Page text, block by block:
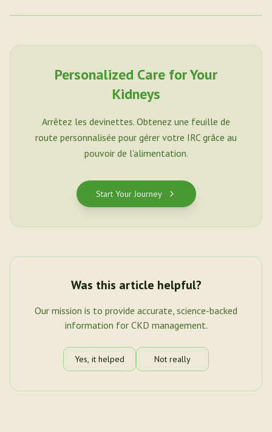
Personalized Care for Your
Kidneys
Arrêtez les devinettes. Obtenez une feuille de
route personnalisée pour gérer votre IRC grâce au
pouvoir de l'alimentation.
Start Your Journey
Was this article helpful?
Our mission is to provide accurate, science-backed
information for CKD management.
Yes, it helped Not really